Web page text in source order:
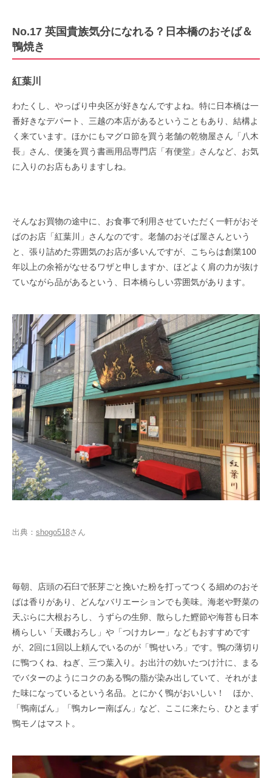
No.17 英国貴族気分になれる？日本橋のおそば＆
鴨焼き
紅葉川
わたくし、やっぱり中央区が好きなんですよね。特に日本橋は一
番好きなデパート、三越の本店があるということもあり、結構よ
く来ています。ほかにもマグロ節を買う老舗の乾物屋さん「八木
長」さん、便箋を買う書画用品専門店「有便堂」さんなど、お気
に入りのお店もありますしね。
そんなお買物の途中に、お食事で利用させていただく一軒がおそ
ばのお店「紅葉川」さんなのです。老舗のおそば屋さんという
と、張り詰めた雰囲気のお店が多いんですが、こちらは創業100
年以上の余裕がなせるワザと申しますか、ほどよく肩の力が抜け
ていながら品があるという、日本橋らしい雰囲気があります。
出典： shogo518さん
毎朝、店頭の石臼で胚芽ごと挽いた粉を打ってつくる細めのおそ
ばは香りがあり、どんなバリエーションでも美味。海老や野菜の
天ぷらに大根おろし、うずらの生卵、散らした鰹節や海苔も日本
橋らしい「天磯おろし」や「つけカレー」などもおすすめです
が、2回に1回以上頼んでいるのが「鴨せいろ」です。鴨の薄切り
に鴨つくね、ねぎ、三つ葉入り。お出汁の効いたつけ汁に、まる
でバターのようにコクのある鴨の脂が染み出していて、それがま
た味になっているという名品。とにかく鴨がおいしい！ ほか、
「鴨南ばん」「鴨カレー南ばん」など、ここに来たら、ひとまず
鴨モノはマスト。